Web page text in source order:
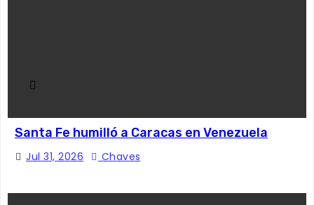
Santa Fe humilló a Caracas en Venezuela
Jul 31, 2026 Chaves